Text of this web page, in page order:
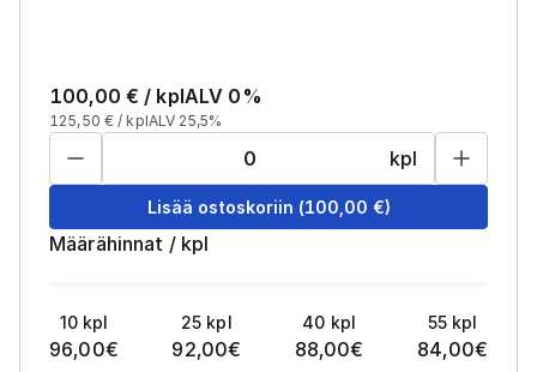
100,00 € / kplALV 0%
125,50 € / kplALV 25,5%
kpl
Lisää ostoskoriin (100,00 €)
Määrähinnat / kpl
10 kpl
96,00€
25 kpl
92,00€
40 kpl
88,00€
55 kpl
84,00€